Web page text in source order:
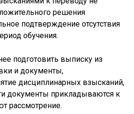
решения
подтверждение отсутствия
обучения.
подготовить выписку из
и документы,
дисциплинарных взысканий,
документы прикладываются к
рассмотрение.